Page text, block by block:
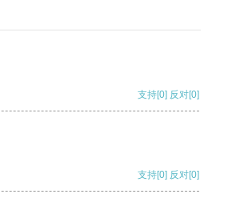
支持[0] 反对[0]
支持[0] 反对[0]